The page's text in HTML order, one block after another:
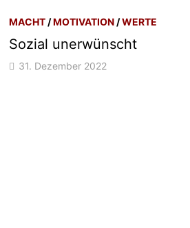
MACHT /MOTIVATION /WERTE
Sozial unerwünscht
31. Dezember 2022